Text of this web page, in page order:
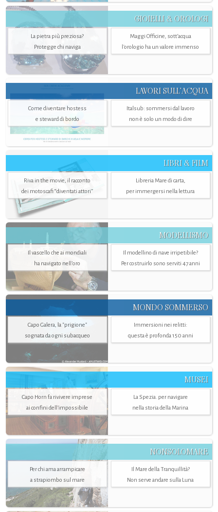
GIOIELLI & OROLOGI
La pietra più preziosa?
Protegge chi naviga
Maggi Officine, sott’acqua
l'orologio ha un valore immenso
LAVORI SULL’ACQUA
Come diventare hostess
e steward di bordo
Italsub: sommersi dal lavoro
non è solo un modo di dire
LIBRI & FILM
Riva in the movie, il racconto
dei motoscafi “diventati attori”
Libreria Mare di carta,
per immergersi nella lettura
MODELLISMO
Il vascello che ai mondiali
ha navigato nell’oro
Il modellino di nave irripetibile?
Per costruirlo sono serviti 47 anni
MONDO SOMMERSO
Capo Galera, la "prigione"
sognata da ogni subacqueo
Immersioni nei relitti:
questa è profonda 150 anni
MUSEI
Capo Horn fa rivivere imprese
ai confini dell’impossibile
La Spezia. per navigare
nella storia della Marina
NONSOLOMARE
Per chi ama arrampicare
a strapiombo sul mare
Il Mare della Tranquillità?
Non serve andare sulla Luna